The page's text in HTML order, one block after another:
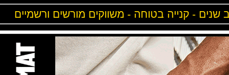
- קנייה בטוחה - משווקים מורשים ורשמיים